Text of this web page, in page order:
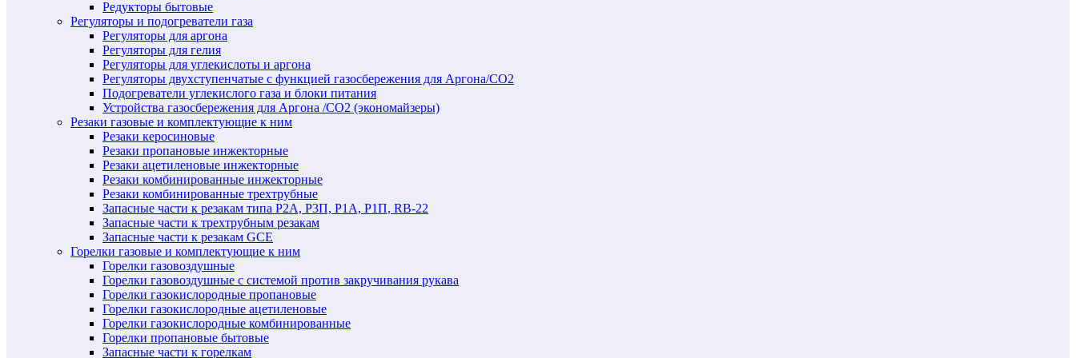
Редукторы бытовые
Регуляторы и подогреватели газа
Регуляторы для аргона
Регуляторы для гелия
Регуляторы для углекислоты и аргона
Регуляторы двухступенчатые c функцией газосбережения для Аргона/СО2
Подогреватели углекислого газа и блоки питания
Устройства газосбережения для Аргона /СО2 (экономайзеры)
Резаки газовые и комплектующие к ним
Резаки керосиновые
Резаки пропановые инжекторные
Резаки ацетиленовые инжекторные
Резаки комбинированные инжекторные
Резаки комбинированные трехтрубные
Запасные части к резакам типа Р2А, Р3П, Р1А, Р1П, RB-22
Запасные части к трехтрубным резакам
Запасные части к резакам GCE
Горелки газовые и комплектующие к ним
Горелки газовоздушные
Горелки газовоздушные с системой против закручивания рукава
Горелки газокислородные пропановые
Горелки газокислородные ацетиленовые
Горелки газокислородные комбинированные
Горелки пропановые бытовые
Запасные части к горелкам